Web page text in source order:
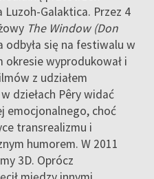
Galaktica. Przez 4
The Window (Don
się na festiwalu w
okresie wyprodukował i
z udziałem
dziełach Pêry widać
emocjonalnego, choć
transrealizmu i
humorem. W 2011
3D. Oprócz